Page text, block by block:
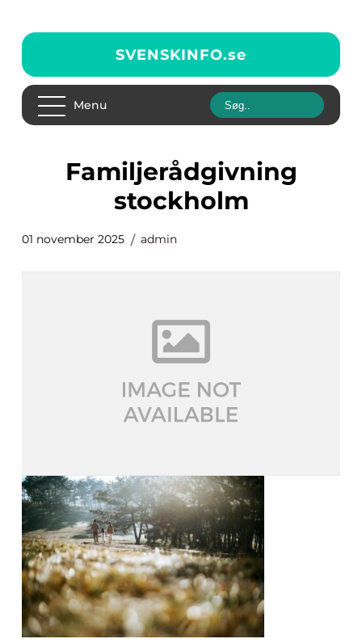
SVENSKINFO.se
Menu
familjerådgivning
stockholm
01 november 2025 admin